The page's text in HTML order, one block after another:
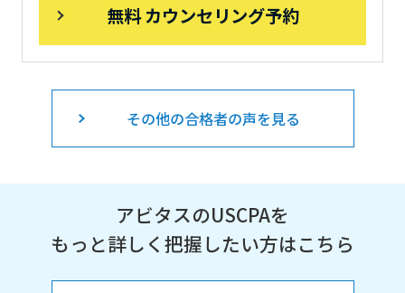
無料 カウンセリング予約
その他の合格者の声を見る
アビタスのUSCPAを
もっと詳しく把握したい方はこちら